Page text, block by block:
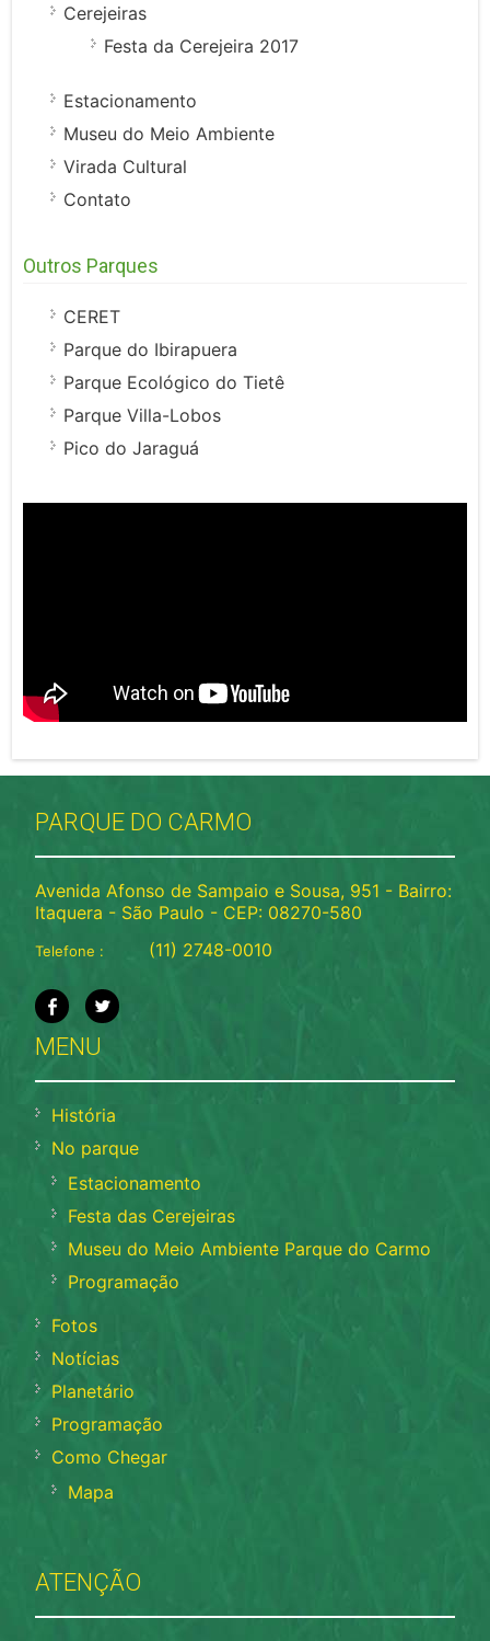
Cerejeiras
Festa da Cerejeira 2017
Estacionamento
Museu do Meio Ambiente
Virada Cultural
Contato
Outros Parques
CERET
Parque do Ibirapuera
Parque Ecológico do Tietê
Parque Villa-Lobos
Pico do Jaraguá
PARQUE DO CARMO
Avenida Afonso de Sampaio e Sousa, 951 - Bairro:
Itaquera - São Paulo - CEP: 08270-580
Telefone : (11) 2748-0010
MENU
História
No parque
Estacionamento
Festa das Cerejeiras
Museu do Meio Ambiente Parque do Carmo
Programação
Fotos
Notícias
Planetário
Programação
Como Chegar
Mapa
ATENÇÃO